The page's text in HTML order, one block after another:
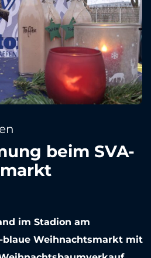
beim SVA-
im Stadion am
blaue Weihnachtsmarkt mit